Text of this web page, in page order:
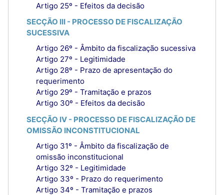
Artigo 25º - Efeitos da decisão
SECÇÃO III - PROCESSO DE FISCALIZAÇÃO
SUCESSIVA
Artigo 26º - Âmbito da fiscalização sucessiva
Artigo 27º - Legitimidade
Artigo 28º - Prazo de apresentação do
requerimento
Artigo 29º - Tramitação e prazos
Artigo 30º - Efeitos da decisão
SECÇÃO IV - PROCESSO DE FISCALIZAÇÃO DE
OMISSÃO INCONSTITUCIONAL
Artigo 31º - Âmbito da fiscalização de
omissão inconstitucional
Artigo 32º - Legitimidade
Artigo 33º - Prazo do requerimento
Artigo 34º - Tramitação e prazos